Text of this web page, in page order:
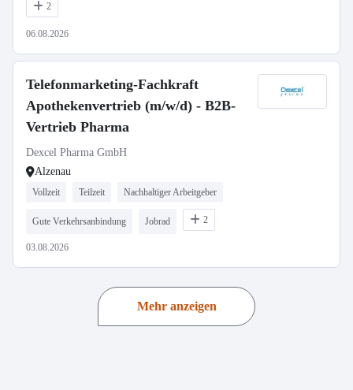
2
06.08.2026
Telefonmarketing-Fachkraft
Apothekenvertrieb (m/w/d) - B2B-
Vertrieb Pharma
Dexcel Pharma GmbH
Alzenau
Vollzeit Teilzeit Nachhaltiger Arbeitgeber
Gute Verkehrsanbindung Jobrad 2
03.08.2026
Mehr anzeigen